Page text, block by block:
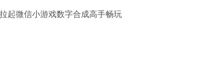
起微信小游戏数字合成高手畅玩